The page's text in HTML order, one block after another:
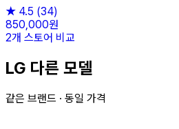
★ 4.5 (34)
850,000원
2개 스토어 비교
LG 다른 모델
같은 브랜드 · 동일 가격